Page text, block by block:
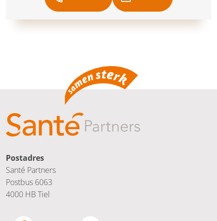
professionals signalen van overbelasting eerder
herkennen.De reacties zijn positief. Zorgprofessionals
resultaten: in de eerste 6 maanden wisten al 165
mantelzorgers het steunpunt te vinden.Vervolg en
uitbreiding“De resultaten laten zien dat deze aanpak
werkt,” zeggen Vivian Odijk en Kitty Veldhuizen namens
de betrokken organisaties. Mantelzorgers worden
eerder bereikt en beter ondersteund. Dat is winst voor
mantelzorgsteunpunten ook in andere ziekenhuizen te
realiseren. Want mantelzorgers spelen een cruciale rol
in de zorg. Uiteindelijk verdient ieder ziekenhuis een
mantelzorgpunt,” aldus Vivian Odijk.
Postadres
Santé Partners
Postbus 6063
4000 HB Tiel